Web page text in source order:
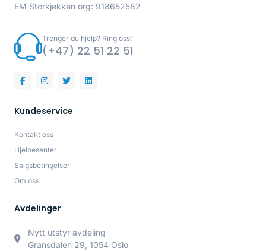
EM Storkjøkken org: 918652582
Trenger du hjelp? Ring oss!
(+47) 22 51 22 51
Kundeservice
Kontakt oss
Hjelpesenter
Salgsbetingelser
Om oss
Avdelinger
Nytt utstyr avdeling
Gransdalen 29, 1054 Oslo